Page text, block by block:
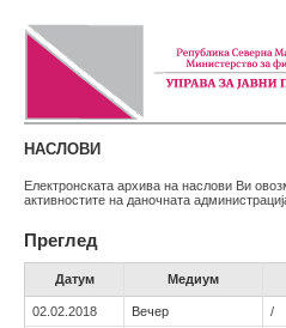
НАСЛОВИ
Електронската архива на наслови Ви
активностите на даночната
Преглед
Датум Медиум
02.02.2018 Вечер /